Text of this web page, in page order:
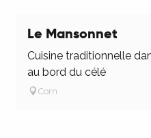
Le Mansonnet
Cuisine traditionnelle
au bord du célé
Corn